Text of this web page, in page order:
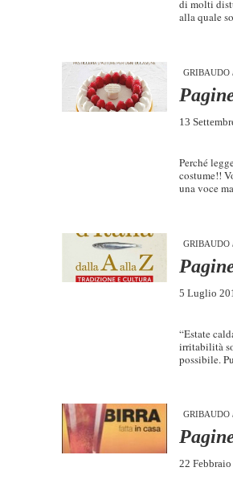
di molti
alla quale
GRIBAUDO
13
Perché
costume!!
una voce
GRIBAUDO
5 Luglio
“Estate
irritabilità
possibile.
GRIBAUDO
22